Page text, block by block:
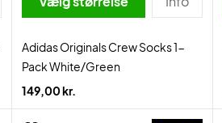
Adidas Originals Crew Socks 1-
Pack White/Green
149,00 kr.